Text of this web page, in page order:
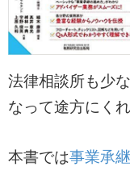
法律相談所も少
なって途方にく
本書では事業承継